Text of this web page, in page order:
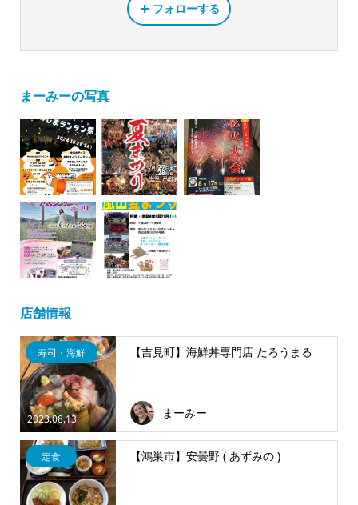
フォローする
まーみーの写真
店舗情報
2023.08.13
寿司・海鮮 【吉見町】海鮮丼専門店 たろうまる
まーみー
定食 【鴻巣市】安曇野 ( あずみの )